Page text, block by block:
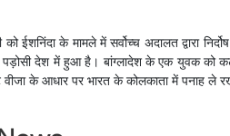
को ईशनिंदा के मामले में ​सर्वोच्च अदालत द्वारा
पड़ोसी देश में हुआ है। बांग्लादेश के एक युवक को
के आधार पर भारत के कोलकाता में पनाह ले